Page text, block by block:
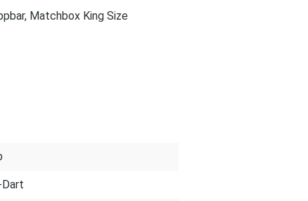
Matchbox King Size
Dart